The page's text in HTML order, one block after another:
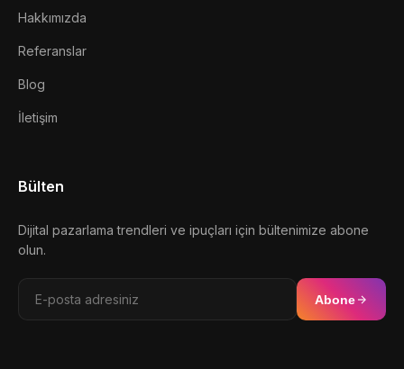
Hakkımızda
Referanslar
Blog
İletişim
Bülten
Dijital pazarlama trendleri ve ipuçları için bültenimize abone
olun.
Abone